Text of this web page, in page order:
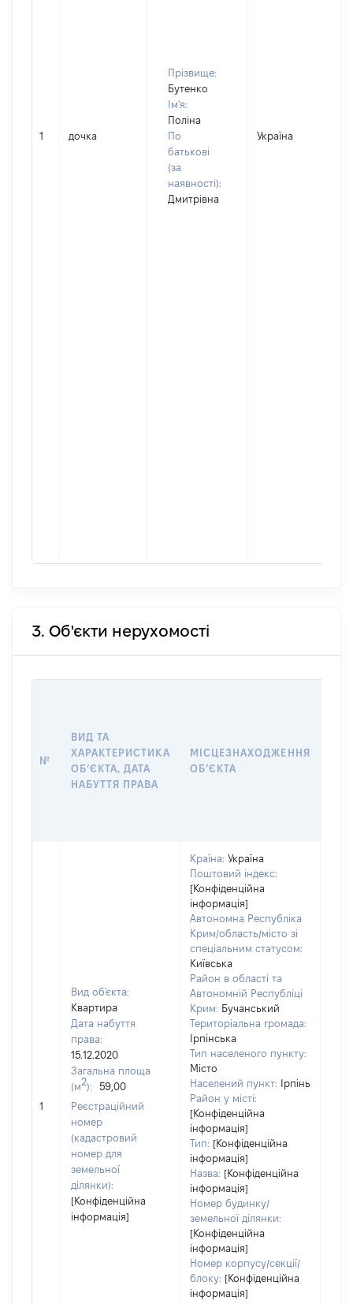
1 дочка
Прізвище:
Бутенко
Ім'я:
Поліна
По
батькові
(за
наявності):
Дмитрівна
Україна
3. Об'єкти нерухомості
№
ВИД ТА
ХАРАКТЕРИСТИКА
ОБʼЄКТА, ДАТА
НАБУТТЯ ПРАВА
МІСЦЕЗНАХОДЖЕННЯ
ОБʼЄКТА
1
Вид об'єкта:
Квартира
Дата набуття
права:
15.12.2020
Загальна площа
(м2):
59,00
Реєстраційний
номер
(кадастровий
номер для
земельної
ділянки):
[Конфіденційна
інформація]
Країна: Україна
Поштовий індекс:
[Конфіденційна
інформація]
Автономна Республіка
Крим/область/місто зі
спеціальним статусом:
Київська
Район в області та
Автономній Республіці
Крим: Бучанський
Територіальна громада:
Ірпінська
Тип населеного пункту:
Місто
Населений пункт:
Ірпінь
Район у місті:
[Конфіденційна
інформація]
Тип: [Конфіденційна
інформація]
Назва: [Конфіденційна
інформація]
Номер будинку/
земельної ділянки:
[Конфіденційна
інформація]
Номер корпусу/секції/
блоку: [Конфіденційна
інформація]